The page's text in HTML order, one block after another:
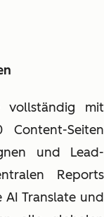
vollständig mit
Seiten
und Lead-
Reports
AI Translate und